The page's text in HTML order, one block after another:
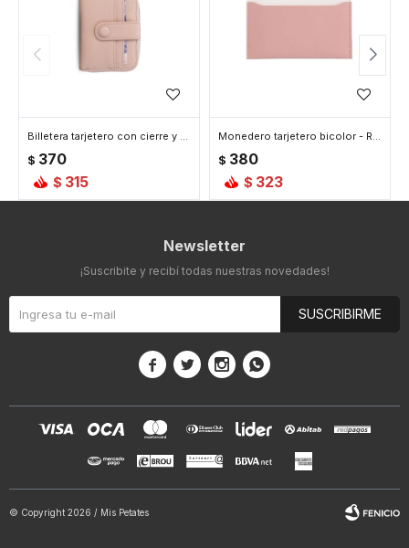
Billetera tarjetero con cierre y broche - Rosado
$ 370
$ 315
Monedero tarjetero bicolor - Rosado
$ 380
$ 323
Newsletter
¡Suscribite y recibí todas nuestras novedades!
SUSCRIBIRME
   
© Copyright 2026 / Mis Petates